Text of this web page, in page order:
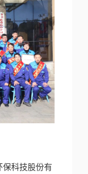
科技股份有